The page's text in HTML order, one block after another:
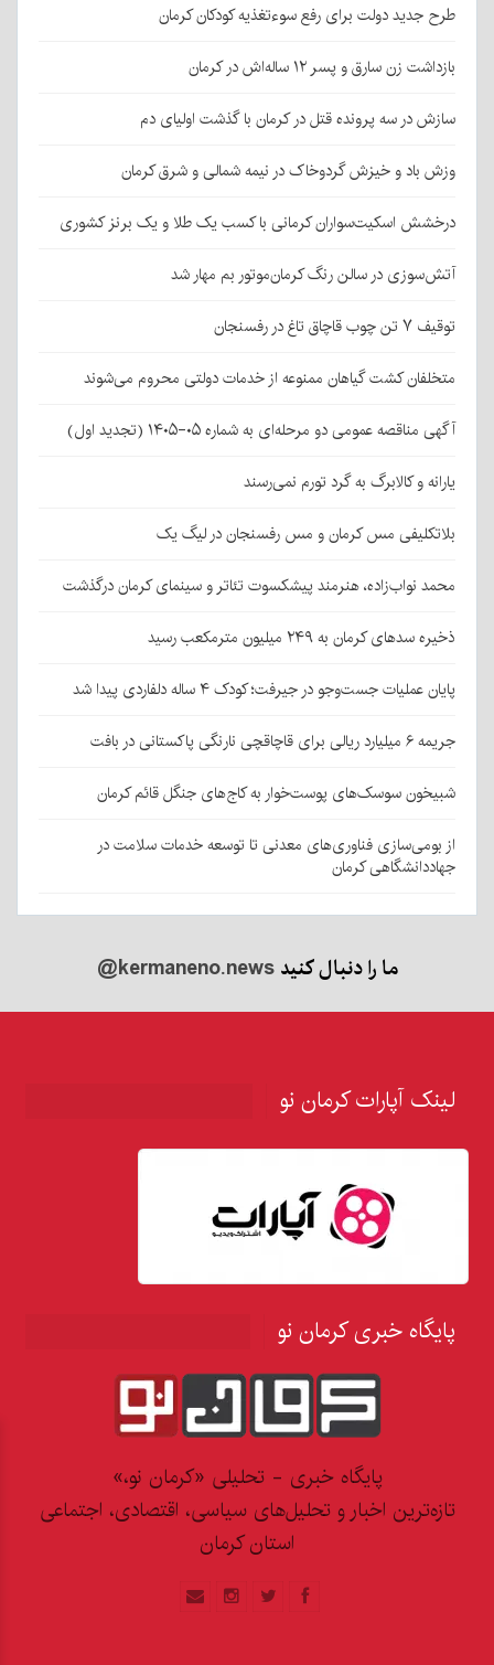
طرح جدید دولت برای رفع سوءتغذیه کودکان کرمان
بازداشت زن سارق و پسر ۱۲ ساله‌اش در کرمان
سازش در سه پرونده قتل در کرمان با گذشت اولیای دم
وزش باد و خیزش گردوخاک در نیمه شمالی و شرق کرمان
درخشش اسکیت‌سواران کرمانی با کسب یک طلا و یک برنز کشوری
آتش‌سوزی در سالن رنگ کرمان‌موتور بم مهار شد
توقیف ۷ تن چوب قاچاق تاغ در رفسنجان
متخلفان کشت گیاهان ممنوعه از خدمات دولتی محروم می‌شوند
آگهی مناقصه عمومی دو مرحله‌ای به شماره ۰۵-۱۴۰۵ (تجدید اول)
یارانه و کالابرگ به گرد تورم نمی‌رسند
بلاتکلیفی مس کرمان و مس رفسنجان در لیگ یک
محمد نواب‌زاده، هنرمند پیشکسوت تئاتر و سینمای کرمان درگذشت
ذخیره سدهای کرمان به ۲۴۹ میلیون مترمکعب رسید
پایان عملیات جست‌وجو در جیرفت؛ کودک ۴ ساله دلفاردی پیدا شد
جریمه ۶ میلیارد ریالی برای قاچاقچی نارنگی پاکستانی در بافت
شبیخون سوسک‌های پوست‌خوار به کاج‌های جنگل قائم کرمان
از بومی‌سازی فناوری‌های معدنی تا توسعه خدمات سلامت در
جهاددانشگاهی کرمان
ما را دنبال کنید@kermaneno.news
لینک آپارات کرمان نو
پایگاه خبری کرمان نو
پایگاه خبری - تحلیلی «کرمان نو،»
تازه‌ترین اخبار و تحلیل‌های سیاسی، اقتصادی، اجتماعی
استان کرمان